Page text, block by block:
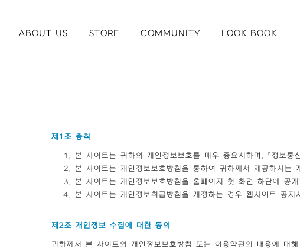
ABOUT US STORE COMMUNITY LOOK BOOK
제1조 총칙
본 사이트는 귀하의 개인정보보호를 매우 중요시하며, 『정보통
본 사이트는 개인정보보호방침을 통하여 귀하께서 제공하시
본 사이트는 개인정보보호방침을 홈페이지 첫 화면 하단에 공
본 사이트는 개인정보취급방침을 개정하는 경우 웹사이트 공
제2조 개인정보 수집에 대한 동의
귀하께서 본 사이트의 개인정보보호방침 또는 이용약관의 내용에 대해